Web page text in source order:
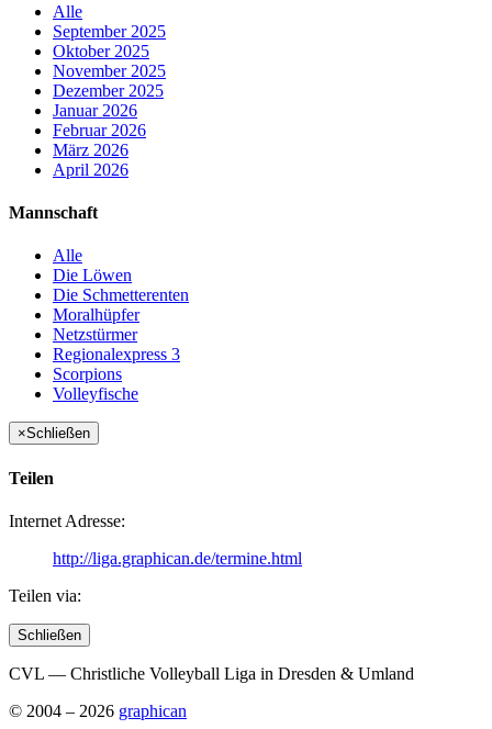
Alle
September 2025
Oktober 2025
November 2025
Dezember 2025
Januar 2026
Februar 2026
März 2026
April 2026
Mannschaft
Alle
Die Löwen
Die Schmetterenten
Moralhüpfer
Netzstürmer
Regionalexpress 3
Scorpions
Volleyfische
×Schließen
Teilen
Internet Adresse:
http://liga.graphican.de/termine.html
Teilen via:
Schließen
CVL — Christliche Volleyball Liga in Dresden & Umland
© 2004 – 2026 graphican